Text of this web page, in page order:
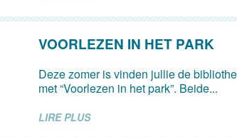
VOORLEZEN IN HET PARK
Deze zomer is vinden jullie de
met “Voorlezen in het park”. Beide...
LIRE PLUS